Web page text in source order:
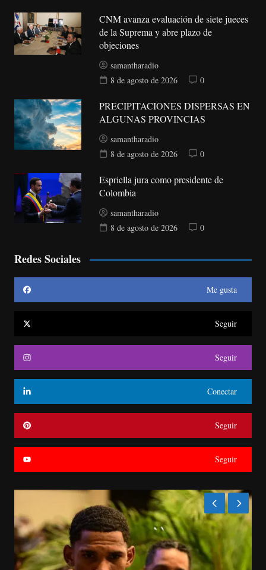
CNM avanza evaluación de siete jueces
de la Suprema y abre plazo de
objeciones
samantharadio
8 de agosto de 2026
0
PRECIPITACIONES DISPERSAS EN
ALGUNAS PROVINCIAS
samantharadio
8 de agosto de 2026
0
Espriella jura como presidente de
Colombia
samantharadio
8 de agosto de 2026
0
Redes Sociales
Me gusta
Seguir
Seguir
Conectar
Seguir
Seguir